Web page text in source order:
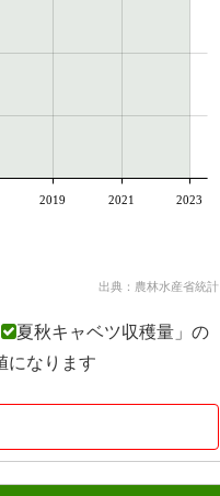
2019 2021 2023
出典：農林水産省統計
夏秋キャベツ収穫量」の
になります